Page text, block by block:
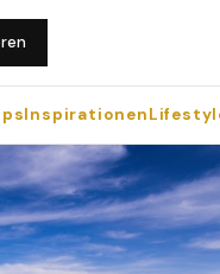
Inspirationen